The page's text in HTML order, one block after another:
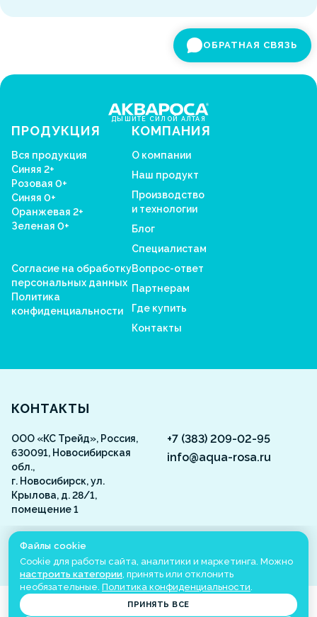
ОБРАТНАЯ СВЯЗЬ
ДЫШИТЕ СИЛОЙ АЛТАЯ
ПРОДУКЦИЯ
Вся продукция
Синяя 2+
Розовая 0+
Синяя 0+
Оранжевая 2+
Зеленая 0+
Согласие на обработку
персональных данных
Политика
конфиденциальности
КОМПАНИЯ
О компании
Наш продукт
Производство
и технологии
Блог
Специалистам
Вопрос-ответ
Партнерам
Где купить
Контакты
Aquarosa
КОНТАКТЫ
ООО «КС Трейд», Россия,
630091, Новосибирская
обл.,
г. Новосибирск, ул.
Крылова, д. 28/1,
помещение 1
+7 (383) 209-02-95
info@aqua-rosa.ru
ВКонтакте
©
Все права защищены
Файлы cookie
Cookie для работы сайта, аналитики и маркетинга. Можно
настроить категории, принять или отклонить
необязательные. Политика конфиденциальности.
ПРИНЯТЬ ВСЕ